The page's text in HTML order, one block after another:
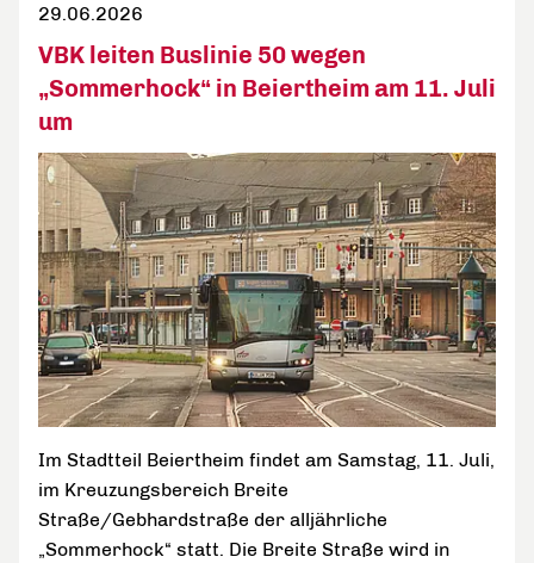
29.06.2026
VBK leiten Buslinie 50 wegen
„Sommerhock“ in Beiertheim am 11. Juli
um
Im Stadtteil Beiertheim findet am Samstag, 11. Juli,
im Kreuzungsbereich Breite
Straße/Gebhardstraße der alljährliche
„Sommerhock“ statt. Die Breite Straße wird in